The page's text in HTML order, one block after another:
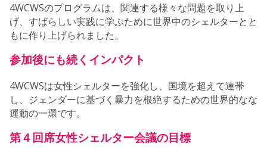
4WCWSのプログラムは、関連する様々な問題を取り上
げ、すばらしい実践に学ぶために世界中のシェルターとと
もに作り上げられました。
参加後にも続くインパクト
4WCWSは女性シェルターを強化し、国境を超えて連帯
し、ジェンダーに基づく暴力を根絶するための世界的なな
運動の一環です。
第４回席女性シェルター会議の目標